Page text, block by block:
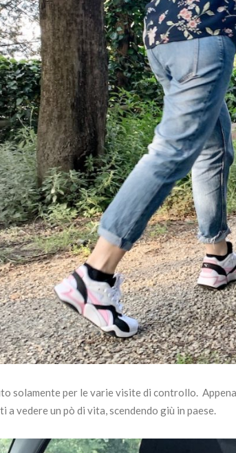
solamente per le varie visite di controllo.
a vedere un pò di vita, scendendo giù in paese.